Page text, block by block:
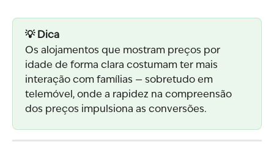
💡 Dica
Os alojamentos que mostram preços por
idade de forma clara costumam ter mais
interação com famílias — sobretudo em
telemóvel, onde a rapidez na compreensão
dos preços impulsiona as conversões.